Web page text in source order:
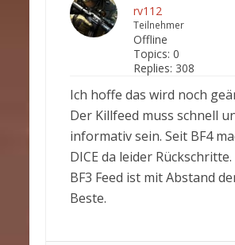
rv112
Teilnehmer
Offline
Topics: 0
Replies: 308
Ich hoffe das wird noch
Der Killfeed muss schnell
informativ sein. Seit BF4
DICE da leider
BF3 Feed ist mit Abstand
Beste.